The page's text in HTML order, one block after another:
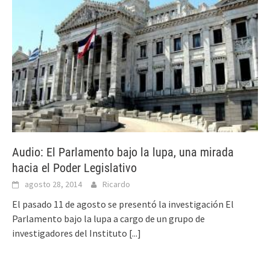
Audio: El Parlamento bajo la lupa, una mirada
hacia el Poder Legislativo
agosto 28, 2014 Ricardo
El pasado 11 de agosto se presentó la investigación El
Parlamento bajo la lupa a cargo de un grupo de
investigadores del Instituto [...]